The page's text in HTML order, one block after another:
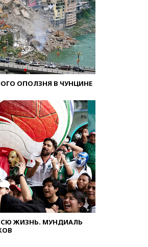
ОПОЛЗНЯ В ЧУНЦИНЕ
ЖИЗНЬ. МУНДИАЛЬ